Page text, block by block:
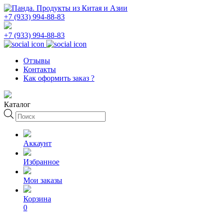
+7 (933) 994-88-83
+7 (933) 994-88-83
Отзывы
Контакты
Как оформить заказ ?
Каталог
Поиск
товаров
Аккаунт
Избранное
Мои заказы
Корзина
0